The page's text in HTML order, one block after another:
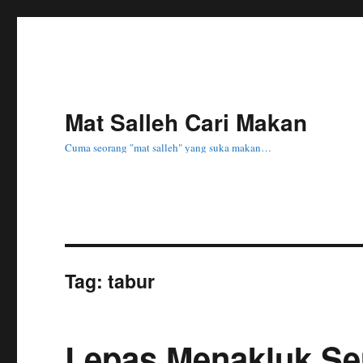
Mat Salleh Cari Makan
Cuma seorang "mat salleh" yang suka makan…
Tag:tabur